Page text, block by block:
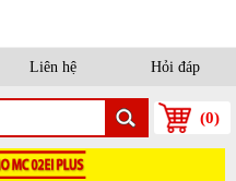
Liên hệ Hỏi đáp
(0)